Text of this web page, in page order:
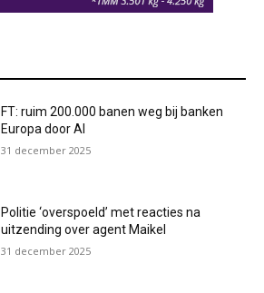
FT: ruim 200.000 banen weg bij banken
Europa door AI
31 december 2025
Politie ‘overspoeld’ met reacties na
uitzending over agent Maikel
31 december 2025